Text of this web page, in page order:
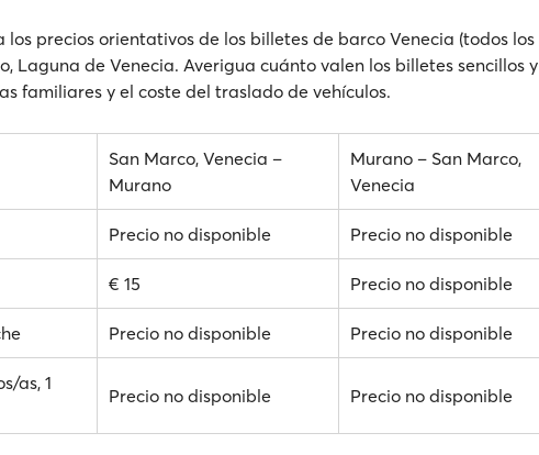
los precios orientativos de los billetes de barco Venecia (todos los
Laguna de Venecia. Averigua cuánto valen los billetes sencillos y
familiares y el coste del traslado de vehículos.
San Marco, Venecia –
Murano
Murano – San Marco,
Venecia
Precio no disponible Precio no disponible
€ 15 Precio no disponible
Precio no disponible Precio no disponible
as, 1
Precio no disponible Precio no disponible